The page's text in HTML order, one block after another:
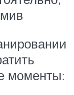
моменты: